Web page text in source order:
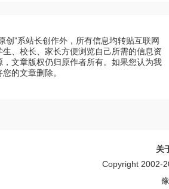
”系站长创作外，所有信息均转贴互联网
、校长、家长方便浏览自己所需的信息资
文章版权仍归原作者所有。如果您认为我
的文章删除。
关
Copyright 2002-